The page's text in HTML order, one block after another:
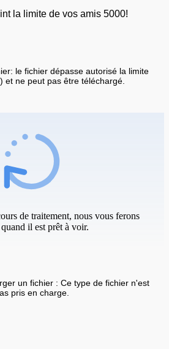
la limite de vos amis 5000!
le fichier dépasse autorisé la limite
et ne peut pas être téléchargé.
de traitement, nous vous ferons
il est prêt à voir.
un fichier : Ce type de fichier n'est
pris en charge.